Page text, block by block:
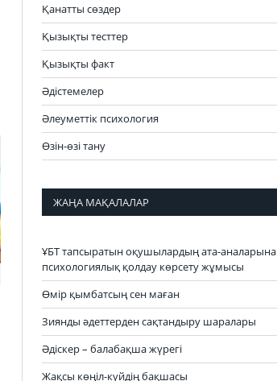
Қанатты сөздер
Қызықты тесттер
Қызықты факт
Әдістемелер
Әлеуметтік психология
Өзін-өзі тану
ЖАҢА МАҚАЛАЛАР
ҰБТ тапсыратын оқушылардың ата-аналарына
психологиялық қолдау көрсету жұмысы
Өмір қымбатсың сен маған
Зиянды әдеттерден сақтандыру шаралары
Әдіскер – балабақша жүрегі
Жақсы көңіл-күйдің бақшасы